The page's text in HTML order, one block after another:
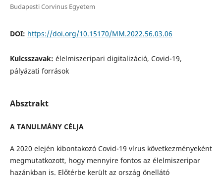
Budapesti Corvinus Egyetem
DOI: https://doi.org/10.15170/MM.2022.56.03.06
Kulcsszavak: élelmiszeripari digitalizáció, Covid-19,
pályázati források
Absztrakt
A TANULMÁNY CÉLJA
A 2020 elején kibontakozó Covid-19 vírus következményeként
megmutatkozott, hogy mennyire fontos az élelmiszeripar
hazánkban is. Előtérbe került az ország önellátó